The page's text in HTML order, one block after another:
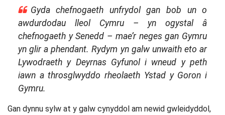
Gyda chefnogaeth unfrydol gan bob un o
awdurdodau lleol Cymru – yn ogystal â
chefnogaeth y Senedd – mae’r neges gan Gymru
yn glir a phendant. Rydym yn galw unwaith eto ar
Lywodraeth y Deyrnas Gyfunol i wneud y peth
iawn a throsglwyddo rheolaeth Ystad y Goron i
Gymru.
Gan dynnu sylw at y galw cynyddol am newid gwleidyddol,